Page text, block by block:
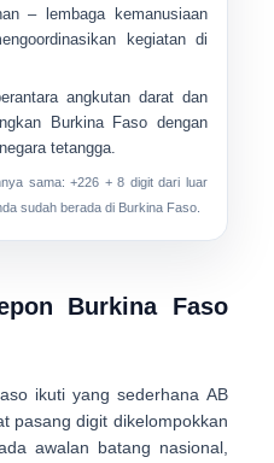
– lembaga kemanusiaan
kegiatan di
angkutan darat dan
Burkina Faso dengan
tetangga.
sama:+226 + 8 digitdari luar
sudah berada di Burkina Faso.
Burkina Faso
ikuti yang sederhana AB
pasang digit dikelompokkan
awalan batang nasional,